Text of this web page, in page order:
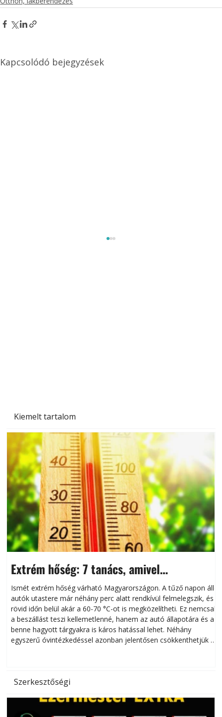
Kiemelt tartalom
Extrém hőség: 7 tanács, amivel
megóvhatjuk autónkat a nyári károktól
Ismét extrém hőség várható Magyarországon. A tűző napon álló
autók utastere már néhány perc alatt rendkívül felmelegszik, és
rövid időn belül akár a 60-70 °C-ot is megközelítheti. Ez nemcsak
a beszállást teszi kellemetlenné, hanem az autó állapotára és a
benne hagyott tárgyakra is káros hatással lehet. Néhány
egyszerű óvintézkedéssel azonban jelentősen csökkenthetjük a
Szerkesztőségi
Kapcsolódó bejegyzések